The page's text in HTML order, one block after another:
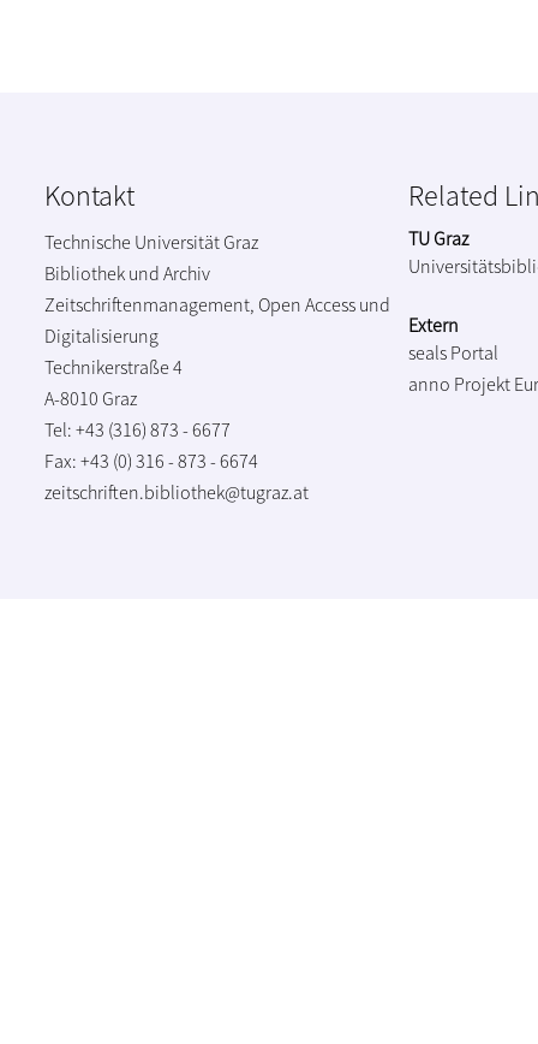
Kontakt
Technische Universität Graz
Bibliothek und Archiv
Zeitschriftenmanagement, Open Access und
Digitalisierung
Technikerstraße 4
A-8010 Graz
Tel: +43 (316) 873 - 6677
Fax: +43 (0) 316 - 873 - 6674
zeitschriften.bibliothek@tugraz.at
Related
TU Graz
Extern
seals Portal
anno Projekt